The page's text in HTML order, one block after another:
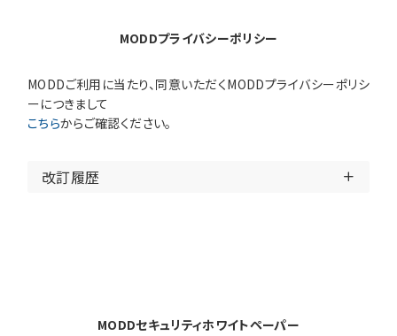
MODDプライバシーポリシー
MODDご利用に当たり、同意いただくMODDプライバシーポリシ
ーにつきまして
こちらからご確認ください。
改訂履歴
MODDセキュリティホワイトペーパー